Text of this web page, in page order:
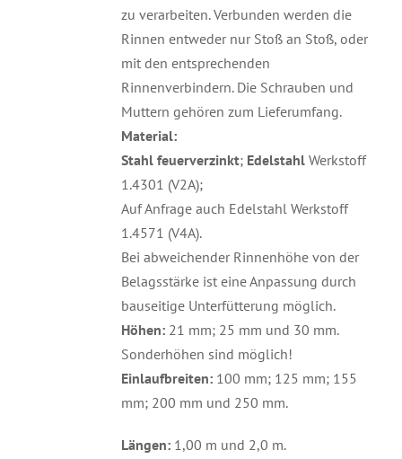
zu verarbeiten. Verbunden werden die
Rinnen entweder nur Stoß an Stoß, oder
mit den entsprechenden
Rinnenverbindern. Die Schrauben und
Muttern gehören zum Lieferumfang.
Material:
Stahl feuerverzinkt; EdelstahlWerkstoff
1.4301 (V2A);
Auf Anfrage auch Edelstahl Werkstoff
1.4571 (V4A).
Bei abweichender Rinnenhöhe von der
Belagsstärke ist eine Anpassung durch
bauseitige Unterfütterung möglich.
Höhen:21 mm; 25 mm und 30 mm.
Sonderhöhen sind möglich!
Einlaufbreiten:100 mm; 125 mm; 155
mm; 200 mm und 250 mm.
Längen:1,00 m und 2,0 m.